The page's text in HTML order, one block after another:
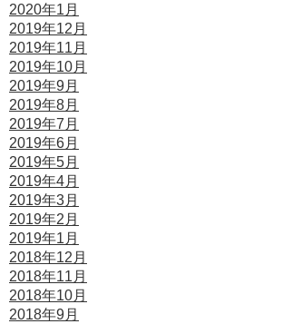
2020年1月
2019年12月
2019年11月
2019年10月
2019年9月
2019年8月
2019年7月
2019年6月
2019年5月
2019年4月
2019年3月
2019年2月
2019年1月
2018年12月
2018年11月
2018年10月
2018年9月